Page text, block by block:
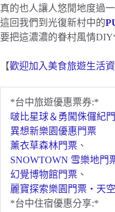
真的也人讓人悠閒地度過
這回我們到光復新村中的
要把這濃濃的眷村風情
【歡迎加入美食旅遊生活
*台中旅遊優惠票券:*
啵比星球＆勇闖侏儸紀
異想新樂園優惠門票
薰衣草森林門票 、
SNOWTOWN 雪樂地門
幻覺博物館門票 、
麗寶探索樂園門票・天
*台中住宿優惠分享:*